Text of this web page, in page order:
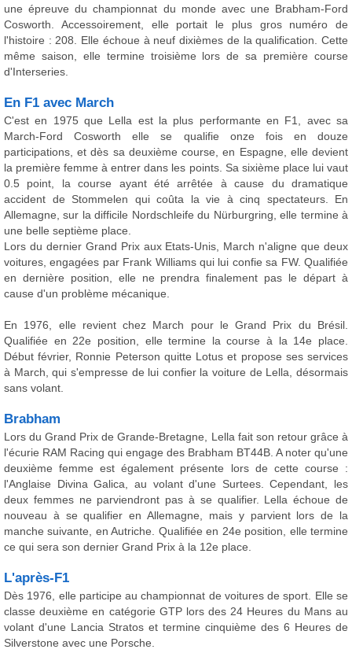
une épreuve du championnat du monde avec une Brabham-Ford
Cosworth. Accessoirement, elle portait le plus gros numéro de
l'histoire : 208. Elle échoue à neuf dixièmes de la qualification. Cette
même saison, elle termine troisième lors de sa première course
d'Interseries.
En F1 avec March
C'est en 1975 que Lella est la plus performante en F1, avec sa
March-Ford Cosworth elle se qualifie onze fois en douze
participations, et dès sa deuxième course, en Espagne, elle devient
la première femme à entrer dans les points. Sa sixième place lui vaut
0.5 point, la course ayant été arrêtée à cause du dramatique
accident de Stommelen qui coûta la vie à cinq spectateurs. En
Allemagne, sur la difficile Nordschleife du Nürburgring, elle termine à
une belle septième place.
Lors du dernier Grand Prix aux Etats-Unis, March n'aligne que deux
voitures, engagées par Frank Williams qui lui confie sa FW. Qualifiée
en dernière position, elle ne prendra finalement pas le départ à
cause d'un problème mécanique.
En 1976, elle revient chez March pour le Grand Prix du Brésil.
Qualifiée en 22e position, elle termine la course à la 14e place.
Début février, Ronnie Peterson quitte Lotus et propose ses services
à March, qui s'empresse de lui confier la voiture de Lella, désormais
sans volant.
Brabham
Lors du Grand Prix de Grande-Bretagne, Lella fait son retour grâce à
l'écurie RAM Racing qui engage des Brabham BT44B. A noter qu'une
deuxième femme est également présente lors de cette course :
l'Anglaise Divina Galica, au volant d'une Surtees. Cependant, les
deux femmes ne parviendront pas à se qualifier. Lella échoue de
nouveau à se qualifier en Allemagne, mais y parvient lors de la
manche suivante, en Autriche. Qualifiée en 24e position, elle termine
ce qui sera son dernier Grand Prix à la 12e place.
L'après-F1
Dès 1976, elle participe au championnat de voitures de sport. Elle se
classe deuxième en catégorie GTP lors des 24 Heures du Mans au
volant d'une Lancia Stratos et termine cinquième des 6 Heures de
Silverstone avec une Porsche.